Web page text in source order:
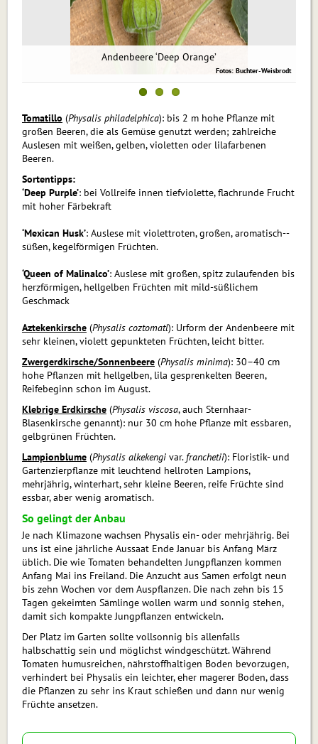
Andenbeere ‘Deep Orange’
Fotos: Buchter-Weisbrodt
Tomatillo (Physalis philadelphica): bis 2 m hohe Pflanze mit
großen Beeren, die als Gemüse genutzt werden; zahlreiche
Auslesen mit weißen, gelben, violetten oder lilafarbenen
Beeren.
Sortentipps:
‘Deep Purple’: bei Vollreife innen tiefviolette, flachrunde Frucht
mit hoher Färbekraft
‘Mexican Husk’: Auslese mit violettroten, großen, aromatisch-­
sü­ßen, kegelförmigen Früchten.
‘Queen of Malinalco’: Auslese mit großen, spitz zulaufenden bis
herzförmigen, hellgelben Früchten mit mild-süßlichem
Geschmack
Aztekenkirsche (Physalis coztomatl): Urform der Andenbeere mit
sehr kleinen, violett gepunkteten Früchten, leicht bitter.
Zwergerdkirsche/Sonnenbeere (Physalis minima): 30–40 cm
hohe Pflanzen mit hellgelben, lila gesprenkelten Beeren,
Reifebeginn schon im August.
Klebrige Erdkirsche (Physalis viscosa, auch Sternhaar-
Blasenkirsche genannt): nur 30 cm hohe Pflanze mit essbaren,
gelbgrünen Früchten.
Lampionblume (Physalis alkekengi var. franchetii): Floristik- und
Gartenzierpflanze mit leuchtend hellroten Lampions,
mehrjährig, winterhart, sehr kleine Beeren, reife Früchte sind
essbar, aber wenig aromatisch.
So gelingt der Anbau
Je nach Klimazone wachsen Physalis ein- oder mehrjährig. Bei
uns ist eine jährliche Aussaat Ende Januar bis Anfang März
üblich. Die wie Tomaten behandelten Jungpflanzen kommen
Anfang Mai ins Freiland. Die Anzucht aus Samen erfolgt neun
bis zehn Wochen vor dem Auspflanzen. Die nach zehn bis 15
Tagen gekeimten Sämlinge wollen warm und sonnig stehen,
damit sich kompakte Jungpflanzen entwickeln.
Der Platz im Garten sollte vollsonnig bis allenfalls
halbschattig sein und möglichst windgeschützt. Während
Tomaten humusreichen, nährstoffhaltigen Boden bevorzugen,
verhindert bei Physalis ein leichter, eher magerer Boden, dass
die Pflanzen zu sehr ins Kraut schießen und dann nur wenig
Früchte ansetzen.